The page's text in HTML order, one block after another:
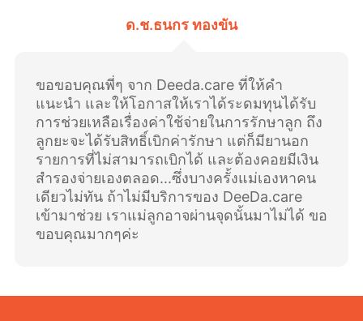
ด.ช.ธนกร ทองขัน
ขอขอบคุณพี่ๆ จาก Deeda.care ที่ให้คำ
แนะนำ และให้โอกาสให้เราได้ระดมทุนได้รับ
การช่วยเหลือเรื่องค่าใช้จ่ายในการรักษาลูก ถึง
ลูกยะจะได้รับสิทธิ์เบิกค่ารักษา แต่ก็มียานอก
รายการที่ไม่สามารถเบิกได้ และต้องคอยมีเงิน
สำรองจ่ายเองตลอด...ซึ่งบางครั้งแม่เองหาคน
เดียวไม่ทัน ถ้าไม่มีบริการของ DeeDa.care
เข้ามาช่วย เราแม่ลูกอาจผ่านจุดนั้นมาไม่ได้ ขอ
ขอบคุณมากๆค่ะ